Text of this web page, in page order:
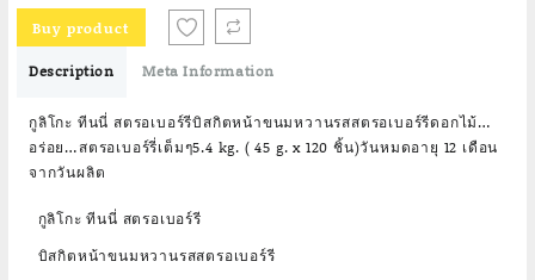
was:
฿1,800.00.
Buy product
Description Meta Information
กูลิโกะ ทีนนี่ สตรอเบอร์รีบิสกิตหน้าขนมหวานรสสตรอเบอร์รีดอกไม้…
อร่อย…สตรอเบอร์รี่เต็มๆ5.4 kg. ( 45 g. x 120 ชิ้น)วันหมดอายุ 12 เดือน
จากวันผลิต
กูลิโกะ ทีนนี่ สตรอเบอร์รี
บิสกิตหน้าขนมหวานรสสตรอเบอร์รี